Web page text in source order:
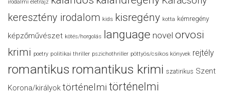
irodalmi életrajz
keresztény irodalom kids kisregény kotta kémregény
képzőművészet kötés/horgolás language novel orvosi
krimi poetry politikai thriller pszichothriller pöttyös/csíkos könyvek rejtély
romantikus romantikus krimi szatirikus Szent
Korona/királyok történelmi történelmi